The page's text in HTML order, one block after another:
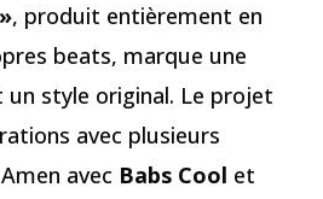
, produit entièrement en
beats, marque une
style original. Le projet
avec plusieurs
avec Babs Cool et